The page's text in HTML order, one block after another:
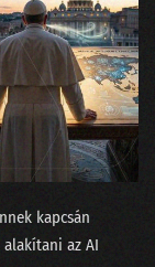
194 - Miért nem innováció a zoknigyűjtő robotporszívó?
éve
nyomában
kapcsán
az AI